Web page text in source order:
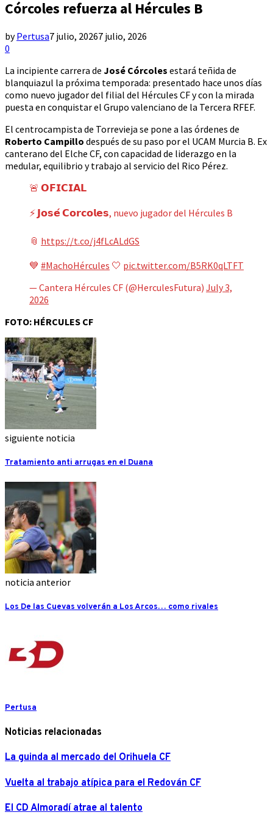
Córcoles refuerza al Hércules B
byPertusa7 julio, 20267 julio, 2026
0
La incipiente carrera de José Córcoles estará teñida de
blanquiazul la próxima temporada: presentado hace unos días
como nuevo jugador del filial del Hércules CF y con la mirada
puesta en conquistar el Grupo valenciano de la Tercera RFEF.
El centrocampista de Torrevieja se pone a las órdenes de
Roberto Campillo después de su paso por el UCAM Murcia B. Ex
canterano del Elche CF, con capacidad de liderazgo en la
medular, equilibrio y trabajo al servicio del Rico Pérez.
🚨 𝗢𝗙𝗜𝗖𝗜𝗔𝗟
⚡️ 𝗝𝗼𝘀𝗲́ 𝗖𝗼𝗿𝗰𝗼𝗹𝗲𝘀, nuevo jugador del Hércules B
📎 https://t.co/j4fLcALdGS
💙 #MachoHércules 🤍 pic.twitter.com/B5RK0qLTFT
— Cantera Hércules CF (@HerculesFutura) July 3,
2026
FOTO: HÉRCULES CF
siguiente noticia
Tratamiento anti arrugas en el Duana
noticia anterior
Los De las Cuevas volverán a Los Arcos… como rivales
Pertusa
Noticias relacionadas
La guinda al mercado del Orihuela CF
Vuelta al trabajo atípica para el Redován CF
El CD Almoradí atrae al talento